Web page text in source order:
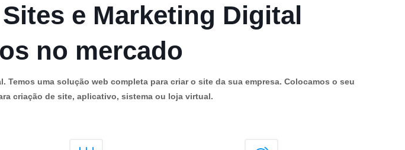
e Marketing Digital
no mercado
uma solução web completa para criar o site da sua empresa. Colocamos o seu
criação de site, aplicativo, sistema ou loja virtual.